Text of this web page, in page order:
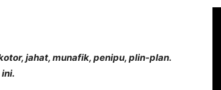
jahat, munafik, penipu, plin-plan.